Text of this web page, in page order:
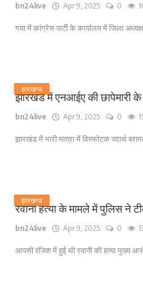
bn24live Apr 9, 2025 0
गया में कांग्रेस पार्टी के कार्यालय में जिला
झारखण्ड
झारखंड में एनआईए की छापेमारी के
bn24live Apr 9, 2025 0
झारखंड में भारी मात्रा में विस्फोटक पदार्थ
झारखण्ड
रवानी हत्या के मामले में पुलिस ने
bn24live Apr 9, 2025 0
आपसी रंजिश में हुई थी रवानी की हत्या मुख्य